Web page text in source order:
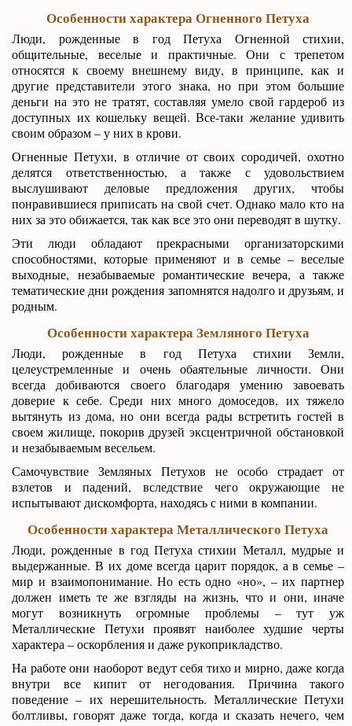
Особенности характера Огненного Петуха
Люди, рожденные в год Петуха Огненной стихии,
общительные, веселые и практичные. Они с трепетом
относятся к своему внешнему виду, в принципе, как и
другие представители этого знака, но при этом большие
деньги на это не тратят, составляя умело свой гардероб из
доступных их кошельку вещей. Все-таки желание удивить
своим образом – у них в крови.
Огненные Петухи, в отличие от своих сородичей, охотно
делятся ответственностью, а также с удовольствием
выслушивают деловые предложения других, чтобы
понравившиеся приписать на свой счет. Однако мало кто на
них за это обижается, так как все это они переводят в шутку.
Эти люди обладают прекрасными организаторскими
способностями, которые применяют и в семье – веселые
выходные, незабываемые романтические вечера, а также
тематические дни рождения запомнятся надолго и друзьям, и
родным.
Особенности характера Земляного Петуха
Люди, рожденные в год Петуха стихии Земли,
целеустремленные и очень обаятельные личности. Они
всегда добиваются своего благодаря умению завоевать
доверие к себе. Среди них много домоседов, их тяжело
вытянуть из дома, но они всегда рады встретить гостей в
своем жилище, покорив друзей эксцентричной обстановкой
и незабываемым весельем.
Самочувствие Земляных Петухов не особо страдает от
взлетов и падений, вследствие чего окружающие не
испытывают дискомфорта, находясь с ними в компании.
Особенности характера Металлического Петуха
Люди, рожденные в год Петуха стихии Металл, мудрые и
выдержанные. В их доме всегда царит порядок, а в семье –
мир и взаимопонимание. Но есть одно «но», – их партнер
должен иметь те же взгляды на жизнь, что и они, иначе
могут возникнуть огромные проблемы – тут уж
Металлические Петухи проявят наиболее худшие черты
характера – оскорбления и даже рукоприкладство.
На работе они наоборот ведут себя тихо и мирно, даже когда
внутри все кипит от негодования. Причина такого
поведение – их нерешительность. Металлические Петухи
болтливы, говорят даже тогда, когда и сказать нечего, чем